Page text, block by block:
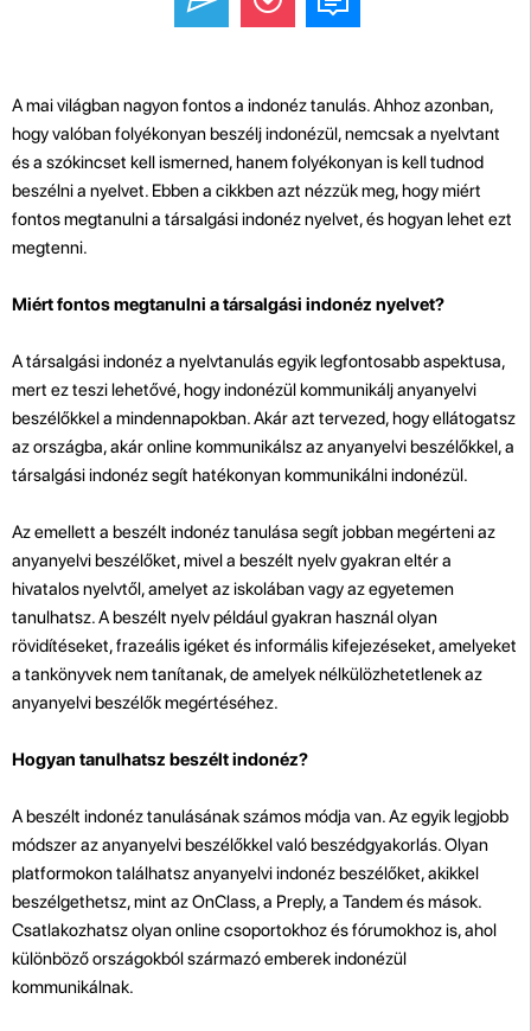
A mai világban nagyon fontos a indonéz tanulás. Ahhoz azonban,
hogy valóban folyékonyan beszélj indonézül, nemcsak a nyelvtant
és a szókincset kell ismerned, hanem folyékonyan is kell tudnod
beszélni a nyelvet. Ebben a cikkben azt nézzük meg, hogy miért
fontos megtanulni a társalgási indonéz nyelvet, és hogyan lehet ezt
megtenni.
Miért fontos megtanulni a társalgási indonéz nyelvet?
A társalgási indonéz a nyelvtanulás egyik legfontosabb aspektusa,
mert ez teszi lehetővé, hogy indonézül kommunikálj anyanyelvi
beszélőkkel a mindennapokban. Akár azt tervezed, hogy ellátogatsz
az országba, akár online kommunikálsz az anyanyelvi beszélőkkel, a
társalgási indonéz segít hatékonyan kommunikálni indonézül.
Az emellett a beszélt indonéz tanulása segít jobban megérteni az
anyanyelvi beszélőket, mivel a beszélt nyelv gyakran eltér a
hivatalos nyelvtől, amelyet az iskolában vagy az egyetemen
tanulhatsz. A beszélt nyelv például gyakran használ olyan
rövidítéseket, frazeális igéket és informális kifejezéseket, amelyeket
a tankönyvek nem tanítanak, de amelyek nélkülözhetetlenek az
anyanyelvi beszélők megértéséhez.
Hogyan tanulhatsz beszélt indonéz?
A beszélt indonéz tanulásának számos módja van. Az egyik legjobb
módszer az anyanyelvi beszélőkkel való beszédgyakorlás. Olyan
platformokon találhatsz anyanyelvi indonéz beszélőket, akikkel
beszélgethetsz, mint az OnClass, a Preply, a Tandem és mások.
Csatlakozhatszolyan online csoportokhoz és fórumokhoz is, ahol
különböző országokból származó emberek indonézül
kommunikálnak.